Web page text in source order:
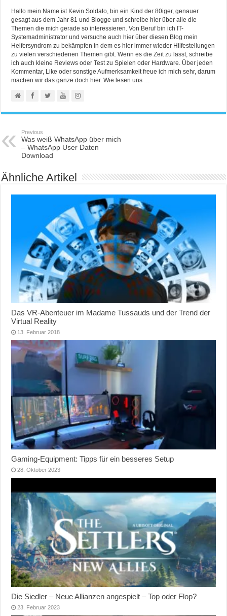
Hallo mein Name ist Kevin Soldato, bin ein Kind der 80iger, genauer
gesagt aus dem Jahr 81 und Blogge und schreibe hier über alle die
Themen die mich gerade so interessieren. Von Beruf bin ich IT-
Systemadministrator und versuche auch hier über diesen Blog mein
Helfersyndrom zu bekämpfen in dem es hier immer wieder Hilfestellungen
zu vielen verschiedenen Themen gibt. Wenn es die Zeit zu lässt, schreibe
ich auch kleine Reviews oder Test zu Spielen oder Hardware. Über jeden
Kommentar, Like oder sonstige Aufmerksamkeit freue ich mich sehr, darum
machen wir das ganze doch hier. Wie lesen uns …
Previous
Was weiß WhatsApp über mich
– WhatsApp User Daten
Download
Ähnliche Artikel
Das VR-Abenteuer im Madame Tussauds und der Trend der
Virtual Reality
13. Februar 2018
Gaming-Equipment: Tipps für ein besseres Setup
28. Oktober 2023
Die Siedler – Neue Allianzen angespielt – Top oder Flop?
23. Februar 2023